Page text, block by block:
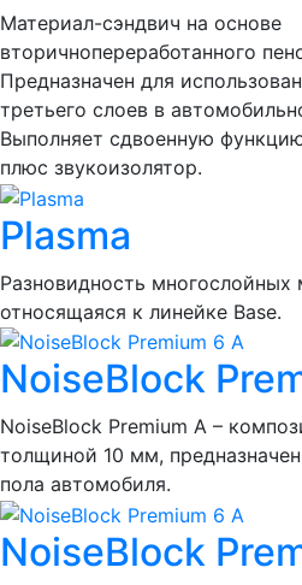
Материал-сэндвич на основе
вторичнопереработанного
Предназначен для
третьего слоев в
Выполняет сдвоенную
плюс звукоизолятор.
Plasma
Разновидность многослойных
относящаяся к линейке Base.
NoiseBlock
NoiseBlock Premium A –
толщиной 10 мм,
пола автомобиля.
NoiseBlock